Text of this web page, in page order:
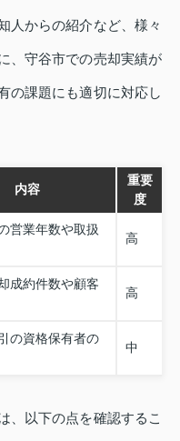
人からの紹介など、様々
、守谷市での売却実績が
の課題にも適切に対応し
内容
重要
度
営業年数や取扱
高
成約件数や顧客
高
の資格保有者の
中
、以下の点を確認するこ